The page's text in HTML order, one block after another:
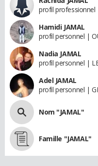
profil
Hamidi JAMAL
profil personnel |
Nadia JAMAL
profil personnel |
Adel JAMAL
profil personnel |
Nom "JAMAL"
Famille "JAMAL"